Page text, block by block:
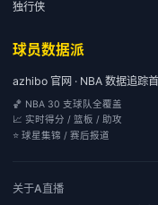
独行侠
球员数据派
azhibo 官网 · NBA 数据追踪
🏀 NBA 30 支球队全覆盖
📈 实时得分 / 篮板 / 助攻
⭐ 球星集锦 / 赛后报道
关于A直播